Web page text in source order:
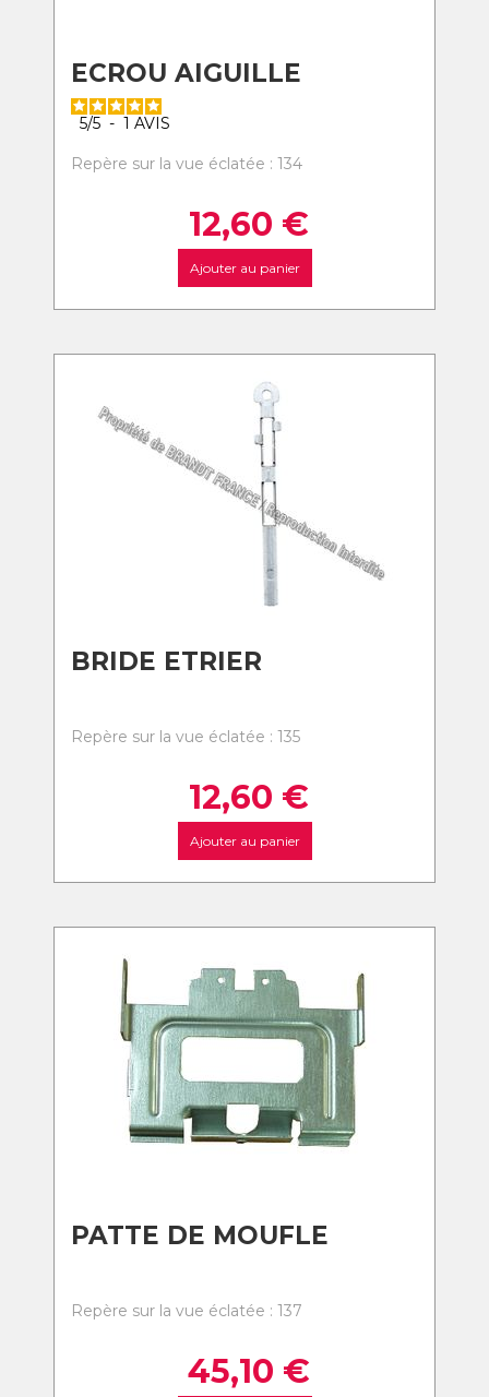
ECROU AIGUILLE
5/5 - 1 AVIS
Repère sur la vue éclatée : 134
12,60 €
Ajouter au panier
BRIDE ETRIER
Repère sur la vue éclatée : 135
12,60 €
Ajouter au panier
PATTE DE MOUFLE
Repère sur la vue éclatée : 137
45,10 €